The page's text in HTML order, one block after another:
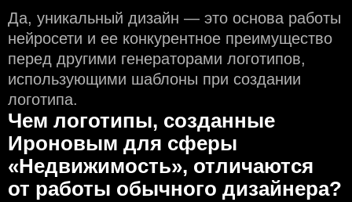
Да, уникальный дизайн — это основа работы
нейросети и еe конкурентное преимущество
перед другими генераторами логотипов,
использующими шаблоны при создании
логотипа.
Чем логотипы, созданные
Ироновым для сферы
«Недвижимость», отличаются
от работы обычного дизайнера?